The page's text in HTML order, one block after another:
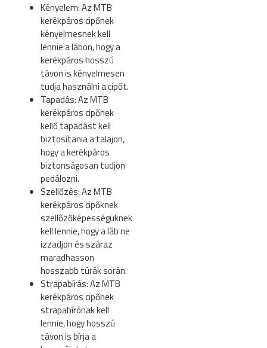
Kényelem: Az MTB
kerékpáros cipőnek
kényelmesnek kell
lennie a lábon, hogy a
kerékpáros hosszú
távon is kényelmesen
tudja használni a cipőt.
Tapadás: Az MTB
kerékpáros cipőnek
kellő tapadást kell
biztosítania a talajon,
hogy a kerékpáros
biztonságosan tudjon
pedálozni.
Szellőzés: Az MTB
kerékpáros cipőknek
szellőzőképességüknek
kell lennie, hogy a láb ne
izzadjon és száraz
maradhasson
hosszabb túrák során.
Strapabírás: Az MTB
kerékpáros cipőnek
strapabírónak kell
lennie, hogy hosszú
távon is bírja a